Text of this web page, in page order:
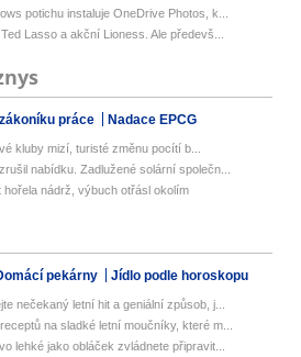
potichu instaluje OneDrive Photos, k...
Lasso a akční Lioness. Ale předevš...
práce Nadace EPCG
kluby mizí, turisté změnu pocítí b...
nabídku. Zadlužené solární společn...
hořela nádrž, výbuch otřásl okolím
pekárny Jídlo podle horoskopu
nečekaný letní hit a geniální způsob, j...
na sladké letní moučníky, které m...
lehké jako obláček zvládnete připravit...